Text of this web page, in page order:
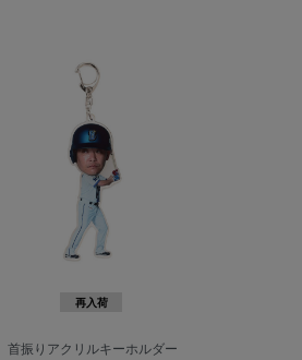
再入荷
首振りアクリルキーホルダー